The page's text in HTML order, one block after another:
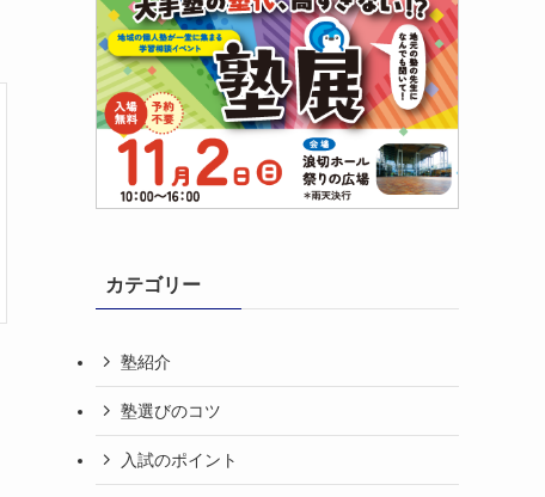
カテゴリー
塾紹介
塾選びのコツ
入試のポイント